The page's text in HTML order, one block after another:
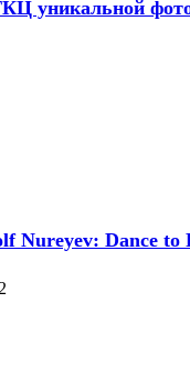
уникальной
Nureyev: Dance to